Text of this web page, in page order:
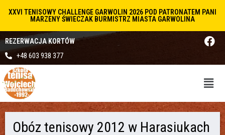
XXVI TENISOWY CHALLENGE GARWOLIN 2026 POD PATRONATEM PANI
MARZENY ŚWIECZAK BURMISTRZ MIASTA GARWOLINA
REZERWACJA KORTÓW
+48 603 938 377
Obóz tenisowy 2012 w Harasiukach